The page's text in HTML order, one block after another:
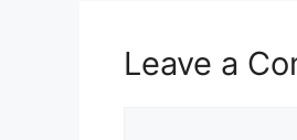
Leave a